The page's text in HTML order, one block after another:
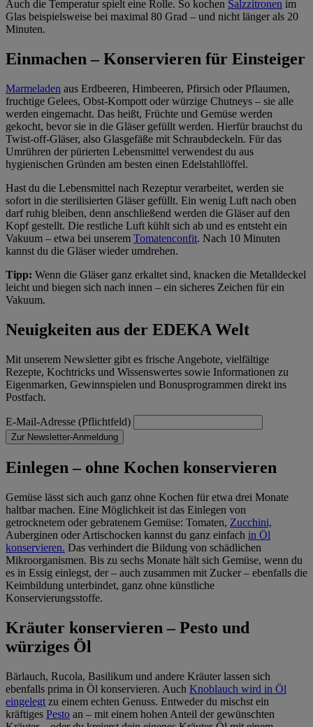
Auch die Temperatur spielt eine Rolle. So kochen Salzzitronen im
Glas beispielsweise bei maximal 80 Grad – und nicht länger als 20
Minuten.
Einmachen – Konservieren für Einsteiger
Marmeladen aus Erdbeeren, Himbeeren, Pfirsich oder Pflaumen,
fruchtige Gelees, Obst-Kompott oder würzige Chutneys – sie alle
werden eingemacht. Das heißt, Früchte und Gemüse werden
gekocht, bevor sie in die Gläser gefüllt werden. Hierfür brauchst du
Twist-off-Gläser, also Glasgefäße mit Schraubdeckeln. Für das
Umrühren der pürierten Lebensmittel verwendest du aus
hygienischen Gründen am besten einen Edelstahllöffel.
Hast du die Lebensmittel nach Rezeptur verarbeitet, werden sie
sofort in die sterilisierten Gläser gefüllt. Ein wenig Luft nach oben
darf ruhig bleiben, denn anschließend werden die Gläser auf den
Kopf gestellt. Die restliche Luft kühlt sich ab und es entsteht ein
Vakuum – etwa bei unserem Tomatenconfit. Nach 10 Minuten
kannst du die Gläser wieder umdrehen.
Tipp: Wenn die Gläser ganz erkaltet sind, knacken die Metalldeckel
leicht und biegen sich nach innen – ein sicheres Zeichen für ein
Vakuum.
Neuigkeiten aus der EDEKA Welt
Mit unserem Newsletter gibt es frische Angebote, vielfältige
Rezepte, Kochtricks und Wissenswertes sowie Informationen zu
Eigenmarken, Gewinnspielen und Bonusprogrammen direkt ins
Postfach.
E-Mail-Adresse (Pflichtfeld)
Zur Newsletter-Anmeldung
Einlegen – ohne Kochen konservieren
Gemüse lässt sich auch ganz ohne Kochen für etwa drei Monate
haltbar machen. Eine Möglichkeit ist das Einlegen von
getrocknetem oder gebratenem Gemüse: Tomaten, Zucchini,
Auberginen oder Artischocken kannst du ganz einfach in Öl
konservieren. Das verhindert die Bildung von schädlichen
Mikroorganismen. Bis zu sechs Monate hält sich Gemüse, wenn du
es in Essig einlegst, der – auch zusammen mit Zucker – ebenfalls die
Keimbildung unterbindet, ganz ohne künstliche
Konservierungsstoffe.
Kräuter konservieren – Pesto und
würziges Öl
Bärlauch, Rucola, Basilikum und andere Kräuter lassen sich
ebenfalls prima in Öl konservieren. Auch Knoblauch wird in Öl
eingelegt zu einem echten Genuss. Entweder du mischst ein
kräftiges Pesto an – mit einem hohen Anteil der gewünschten